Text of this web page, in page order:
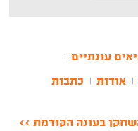
עונתיים
אודות כתבות
בעונה הקודמת >>